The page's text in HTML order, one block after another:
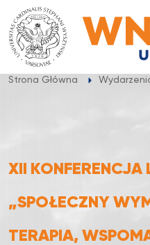
Przejdź
do
treści
Strona Główna
XII KONFERENCJA
„SPOŁECZNY
TERAPIA,